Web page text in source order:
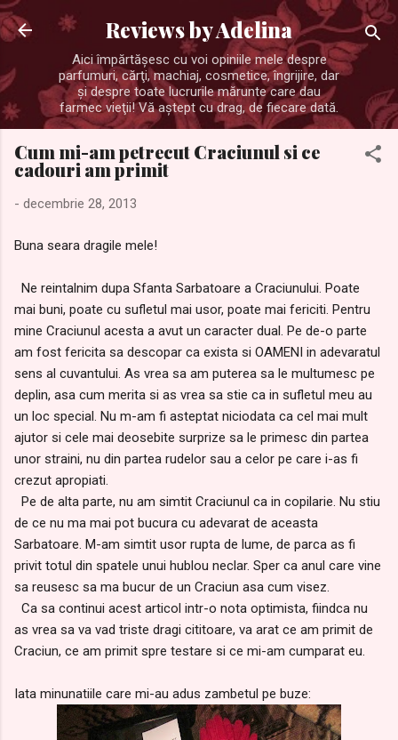
Treceți la conținutul principal
Reviews by Adelina
Aici împărtăşesc cu voi opiniile mele despre
parfumuri, cărţi, machiaj, cosmetice, îngrijire, dar
şi despre toate lucrurile mărunte care dau
farmec vieţii! Vă aştept cu drag, de fiecare dată.
Cum mi-am petrecut Craciunul si ce
cadouri am primit
- decembrie 28, 2013
Buna seara dragile mele!
Ne reintalnim dupa Sfanta Sarbatoare a Craciunului. Poate
mai buni, poate cu sufletul mai usor, poate mai fericiti. Pentru
mine Craciunul acesta a avut un caracter dual. Pe de-o parte
am fost fericita sa descopar ca exista si OAMENI in adevaratul
sens al cuvantului. As vrea sa am puterea sa le multumesc pe
deplin, asa cum merita si as vrea sa stie ca in sufletul meu au
un loc special. Nu m-am fi asteptat niciodata ca cel mai mult
ajutor si cele mai deosebite surprize sa le primesc din partea
unor straini, nu din partea rudelor sau a celor pe care i-as fi
crezut apropiati.
Pe de alta parte, nu am simtit Craciunul ca in copilarie. Nu stiu
de ce nu ma mai pot bucura cu adevarat de aceasta
Sarbatoare. M-am simtit usor rupta de lume, de parca as fi
privit totul din spatele unui hublou neclar. Sper ca anul care vine
sa reusesc sa ma bucur de un Craciun asa cum visez.
Ca sa continui acest articol intr-o nota optimista, fiindca nu
as vrea sa va vad triste dragi cititoare, va arat ce am primit de
Craciun, ce am primit spre testare si ce mi-am cumparat eu.
Iata minunatiile care mi-au adus zambetul pe buze: